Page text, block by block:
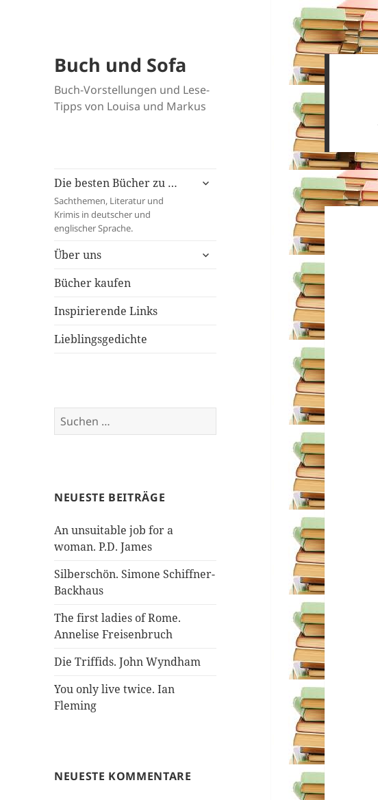
Buch und Sofa
Buch-Vorstellungen und Lese-
Tipps von Louisa und Markus
Die besten Bücher zu …
Sachthemen, Literatur und
Krimis in deutscher und
englischer Sprache.
untermenü
Über uns
untermenü
Bücher kaufen
Inspirierende Links
Lieblingsgedichte
Suchen
nach:
NEUESTE BEITRÄGE
An unsuitable job for a
woman. P.D. James
Silberschön. Simone Schiffner-
Backhaus
The first ladies of Rome.
Annelise Freisenbruch
Die Triffids. John Wyndham
You only live twice. Ian
Fleming
NEUESTE KOMMENTARE